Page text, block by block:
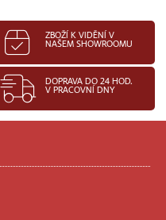
ZBOŽÍ K VIDĚNÍ V
NAŠEM SHOWROOMU
DOPRAVA DO 24 HOD.
V PRACOVNÍ DNY